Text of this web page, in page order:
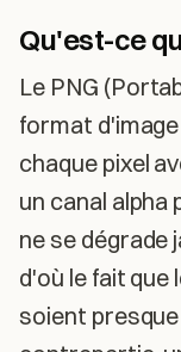
Qu'est-ce
Le PNG
format
chaque pixel
un canal
ne se
d'où le fait
soient